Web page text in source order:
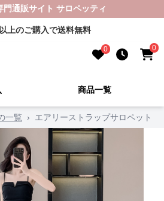
門通販サイト サロペッティ
上のご購入で送料無料
0 0
商品一覧
一覧 › エアリーストラップサロペット